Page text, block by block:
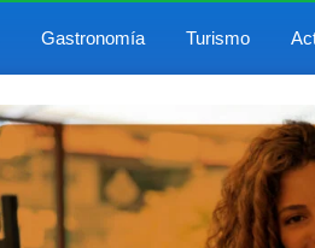
Gastronomía Turismo